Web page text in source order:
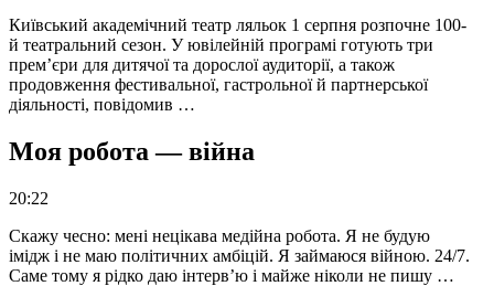
Київський академічний театр ляльок 1 серпня розпочне 100-
й театральний сезон. У ювілейній програмі готують три
прем’єри для дитячої та дорослої аудиторії, а також
продовження фестивальної, гастрольної й партнерської
діяльності, повідомив …
Моя робота — війна
20:22
Скажу чесно: мені нецікава медійна робота. Я не будую
імідж і не маю політичних амбіцій. Я займаюся війною. 24/7.
Саме тому я рідко даю інтерв’ю і майже ніколи не пишу …